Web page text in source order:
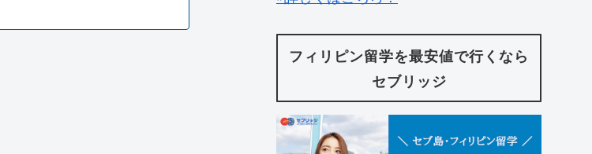
フィリピン留学を最安値で行くなら
セブリッジ